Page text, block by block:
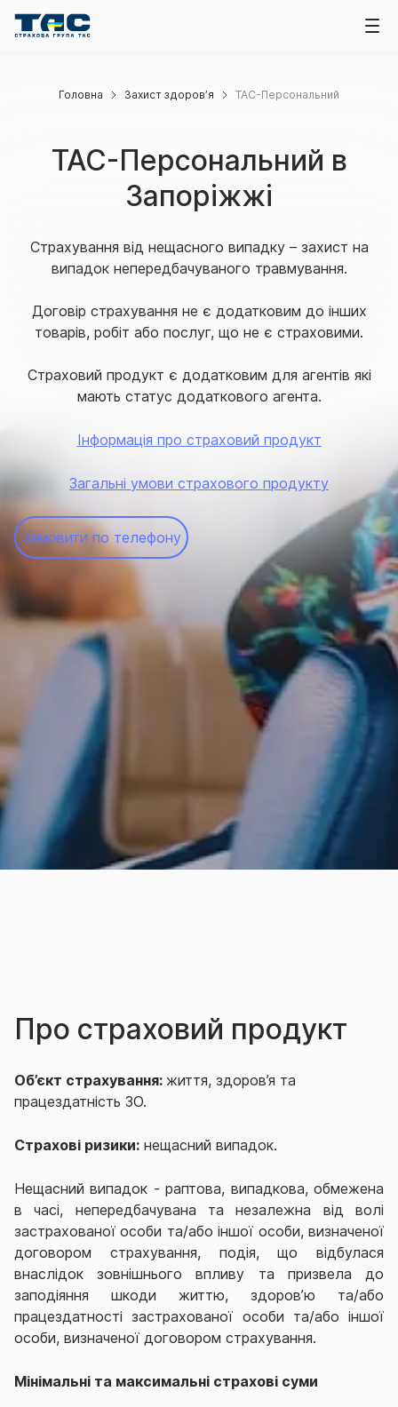
Головна Захист здоров’я ТАС-Персональний
ТАС-Персональний в
Запоріжжі
Страхування від нещасного випадку – захист на
випадок непередбачуваного травмування.
Договір страхування не є додатковим до інших
товарів, робіт або послуг, що не є страховими.
Страховий продукт є додатковим для агентів які
мають статус додаткового агента.
Інформація про страховий продукт
Загальні умови страхового продукту
Замовити по телефону
Про страховий продукт
Об’єкт страхування: життя, здоров’я та
працездатність ЗО.
Страхові ризики: нещасний випадок.
Нещасний випадок - раптова, випадкова, обмежена
в часі, непередбачувана та незалежна від волі
застрахованої особи та/або іншої особи, визначеної
договором страхування, подія, що відбулася
внаслідок зовнішнього впливу та призвела до
заподіяння шкоди життю, здоров’ю та/або
працездатності застрахованої особи та/або іншої
особи, визначеної договором страхування.
Мінімальні та максимальні страхові суми